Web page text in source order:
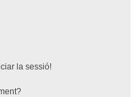
la sessió!